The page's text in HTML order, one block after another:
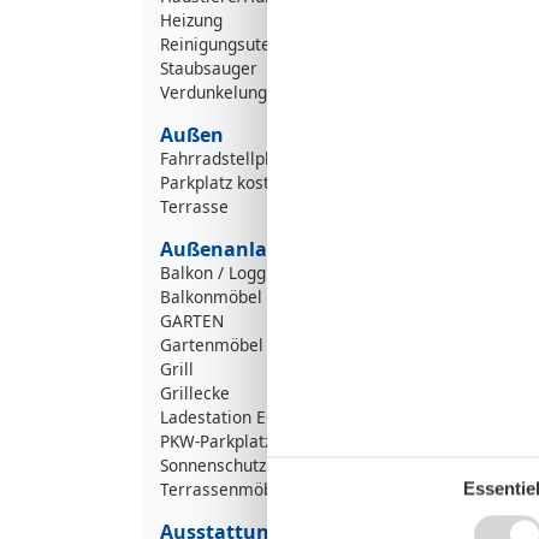
Heizung
Reinigungsutensilien
Staubsauger
Verdunkelungsmöglichkeiten
Außen
Fahrradstellplatz
Parkplatz kostenfrei mit Ladesäule
Terrasse
Außenanlage
Balkon / Loggia
Balkonmöbel
GARTEN
Gartenmöbel
Grill
Grillecke
Ladestation E-Auto
PKW-Parkplatz
Sonnenschutz
Terrassenmöbel
Ausstattung Bad/WC